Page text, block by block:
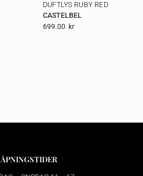
DUFTLYS RUBY RED
CASTELBEL
699.00 Kr
ÅPNINGSTIDER